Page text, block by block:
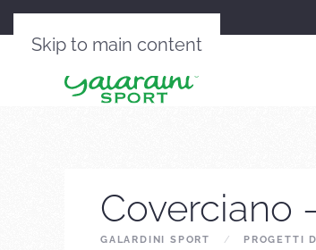
Skip to main content
Coverciano
GALARDINI SPORT PROGETTI